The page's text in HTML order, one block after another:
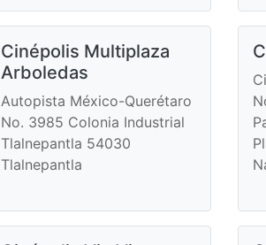
Cinépolis Multiplaza
Arboledas
Autopista México-Querétaro
No. 3985 Colonia Industrial
Tlalnepantla 54030
Tlalnepantla